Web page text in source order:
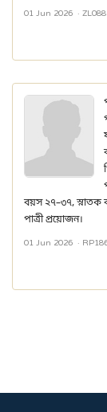
01 Jun 2026 ·
বয়স ২৭–৩৭, স্নাতক বা
পাত্রী প্রয়োজন।
01 Jun 2026 ·